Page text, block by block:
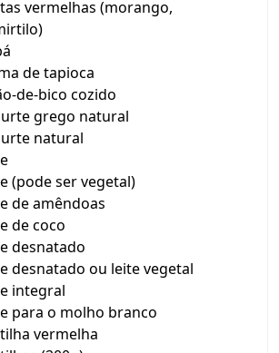
vermelhas (morango,
de tapioca
de-bico cozido
grego natural
natural
(pode ser vegetal)
de amêndoas
de coco
desnatado
desnatado ou leite vegetal
integral
para o molho branco
vermelha